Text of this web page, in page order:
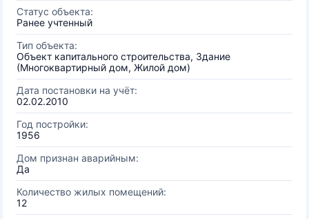
Статус объекта:
Ранее учтенный
Тип объекта:
Объект капитального строительства, Здание
(Многоквартирный дом, Жилой дом)
Дата постановки на учёт:
02.02.2010
Год постройки:
1956
Дом признан аварийным:
Да
Количество жилых помещений:
12